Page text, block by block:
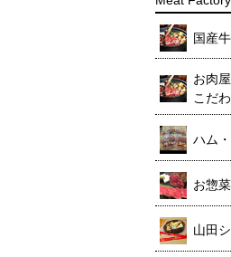
国産
お肉
こだ
ハム
お惣菜
山田